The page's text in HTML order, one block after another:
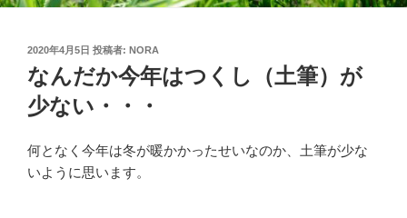
投
稿
日:
2020年4月5日 投稿者: NORA
なんだか今年はつくし（土筆）が
少ない・・・
何となく今年は冬が暖かかったせいなのか、土筆が少な
いように思います。